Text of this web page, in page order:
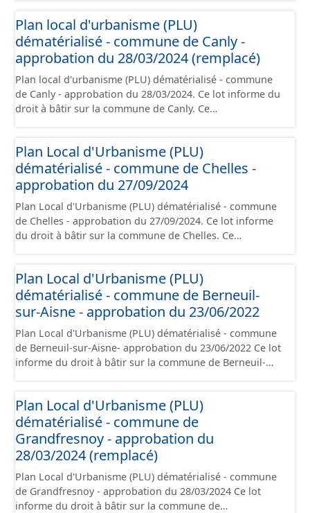
contient les pièces administratives, le rapport de
présentation, le PADD, le règlement (à l'exception des
plans de zonages), les annexes, les orientations
d'aménagement et les données géographiques. Malgré
l'attention portée à la création de ces données, il est
rappelé que seuls les documents papier font foi et sont
opposables d'un point de vue juridique.
Plan local d'urbanisme (PLU)
dématérialisé - commune de Canly -
approbation du 28/03/2024 (remplacé)
Plan local d'urbanisme (PLU) dématérialisé - commune
de Canly - approbation du 28/03/2024. Ce lot informe du
droit à bâtir sur la commune de Canly. Ce
administratives, le rapport de présentation, le PADD, le
règlement, les annexes, les orientations d'aménagement
et les données géographiques. Malgré l'attention portée
à la création de ces données, il est rappelé que seuls les
documents papier font foi et sont opposables d'un point
de vue juridique.
Plan Local d'Urbanisme (PLU)
dématérialisé - commune de Chelles -
approbation du 27/09/2024
Plan Local d'Urbanisme (PLU) dématérialisé - commune
de Chelles - approbation du 27/09/2024. Ce lot informe
du droit à bâtir sur la commune de Chelles. Ce
administratives, le rapport de présentation, le PADD, le
règlement (à l'exception des plans de zonages), les
annexes, les orientations d'aménagement et les données
de ces données, il est rappelé que seuls les documents
papier font foi et sont opposables d'un point de vue
juridique.
Plan Local d'Urbanisme (PLU)
dématérialisé - commune de Berneuil-
sur-Aisne - approbation du 23/06/2022
Plan Local d'Urbanisme (PLU) dématérialisé - commune
de Berneuil-sur-Aisne- approbation du 23/06/2022 Ce lot
informe du droit à bâtir sur la commune de Berneuil-
contient les pièces administratives, le rapport de
présentation, le PADD, le règlement (à l'exception des
plans de zonages), les annexes, les orientations
d'aménagement et les données géographiques. Malgré
l'attention portée à la création de ces données, il est
rappelé que seuls les documents papier font foi et sont
opposables d'un point de vue juridique.
Plan Local d'Urbanisme (PLU)
dématérialisé - commune de
Grandfresnoy - approbation du
28/03/2024 (remplacé)
Plan Local d'Urbanisme (PLU) dématérialisé - commune
de Grandfresnoy - approbation du 28/03/2024 Ce lot
informe du droit à bâtir sur la commune de